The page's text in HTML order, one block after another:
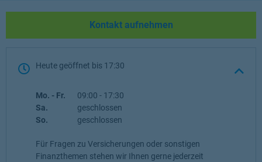
Kontakt aufnehmen
Heute geöffnet bis 17:30
Wochentag Öffnungszeiten
Mo. - Fr. 09:00 - 17:30
Sa.
geschlossen
So.
geschlossen
Für Fragen zu Versicherungen oder sonstigen
Finanzthemen stehen wir Ihnen gerne jederzeit